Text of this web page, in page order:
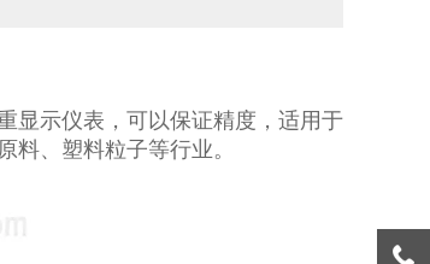
显示仪表，可以保证精度，适用于
料、塑料粒子等行业。